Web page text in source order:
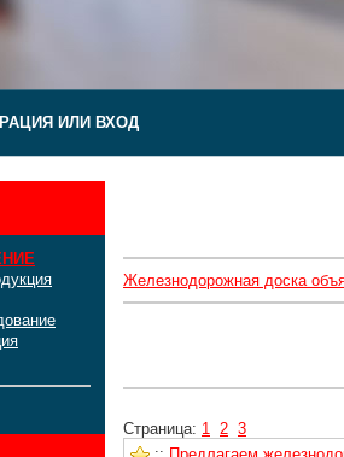
ИЛИ ВХОД
Железнодорожная доска
Страница: 1 2 3